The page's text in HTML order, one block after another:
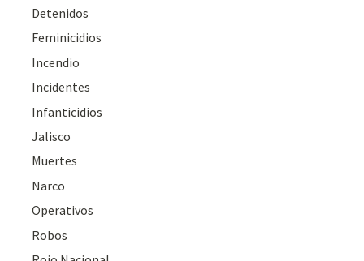
Detenidos
Feminicidios
Incendio
Incidentes
Infanticidios
Jalisco
Muertes
Narco
Operativos
Robos